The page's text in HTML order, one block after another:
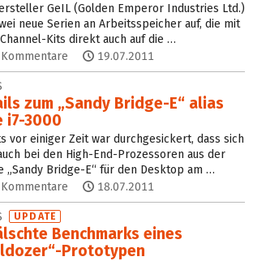
GeIL (Golden Emperor Industries Ltd.)
neue Serien an Arbeitsspeicher auf, die mit
Kits direkt auch auf die …
Kommentare 19.07.2011
zum „Sandy Bridge-E“ alias
i7-3000
vor einiger Zeit war durchgesickert, dass sich
bei den High-End-Prozessoren aus der
„Sandy Bridge-E“ für den Desktop am …
Kommentare 18.07.2011
UPDATE
Benchmarks eines
Prototypen